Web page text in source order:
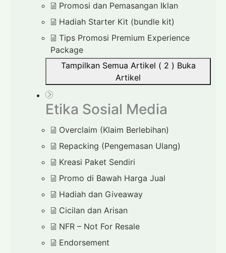
Promosi dan Pemasangan Iklan
Hadiah Starter Kit (bundle kit)
Tips Promosi Premium Experience
Package
Tampilkan Semua Artikel ( 2 ) Buka
Artikel
Etika Sosial Media
Overclaim (Klaim Berlebihan)
Repacking (Pengemasan Ulang)
Kreasi Paket Sendiri
Promo di Bawah Harga Jual
Hadiah dan Giveaway
Cicilan dan Arisan
NFR – Not For Resale
Endorsement